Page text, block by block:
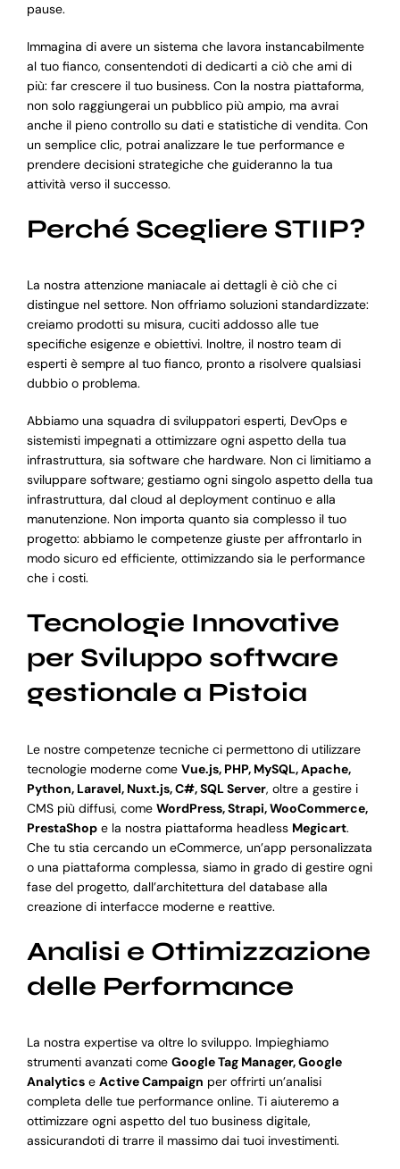
pause.
Immagina di avere un sistema che lavora instancabilmente
al tuo fianco, consentendoti di dedicarti a ciò che ami di
più: far crescere il tuo business. Con la nostra piattaforma,
non solo raggiungerai un pubblico più ampio, ma avrai
anche il pieno controllo su dati e statistiche di vendita. Con
un semplice clic, potrai analizzare le tue performance e
prendere decisioni strategiche che guideranno la tua
attività verso il successo.
Perché Scegliere STIIP?
La nostra attenzione maniacale ai dettagli è ciò che ci
distingue nel settore. Non offriamo soluzioni standardizzate:
creiamo prodotti su misura, cuciti addosso alle tue
specifiche esigenze e obiettivi. Inoltre, il nostro team di
esperti è sempre al tuo fianco, pronto a risolvere qualsiasi
dubbio o problema.
Abbiamo una squadra di sviluppatori esperti, DevOps e
sistemisti impegnati a ottimizzare ogni aspetto della tua
infrastruttura, sia software che hardware. Non ci limitiamo a
sviluppare software; gestiamo ogni singolo aspetto della tua
infrastruttura, dal cloud al deployment continuo e alla
manutenzione. Non importa quanto sia complesso il tuo
progetto: abbiamo le competenze giuste per affrontarlo in
modo sicuro ed efficiente, ottimizzando sia le performance
che i costi.
Tecnologie Innovative
per Sviluppo software
gestionale a Pistoia
Le nostre competenze tecniche ci permettono di utilizzare
tecnologie moderne come Vue.js, PHP, MySQL, Apache,
Python, Laravel, Nuxt.js, C#, SQL Server, oltre a gestire i
CMS più diffusi, come WordPress, Strapi, WooCommerce,
PrestaShope la nostra piattaforma headless Megicart.
Che tu stia cercando un eCommerce, un’app personalizzata
o una piattaforma complessa, siamo in grado di gestire ogni
fase del progetto, dall’architettura del database alla
creazione di interfacce moderne e reattive.
Analisi e Ottimizzazione
delle Performance
La nostra expertise va oltre lo sviluppo. Impieghiamo
strumenti avanzati come Google Tag Manager, Google
Analyticse Active Campaign per offrirti un’analisi
completa delle tue performance online. Ti aiuteremo a
ottimizzare ogni aspetto del tuo business digitale,
assicurandoti di trarre il massimo dai tuoi investimenti.